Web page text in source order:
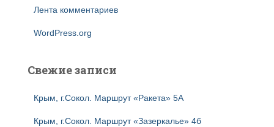
Лента комментариев
WordPress.org
Свежие записи
Крым, г.Сокол. Маршрут «Ракета» 5А
Крым, г.Сокол. Маршрут «Зазеркалье» 4б